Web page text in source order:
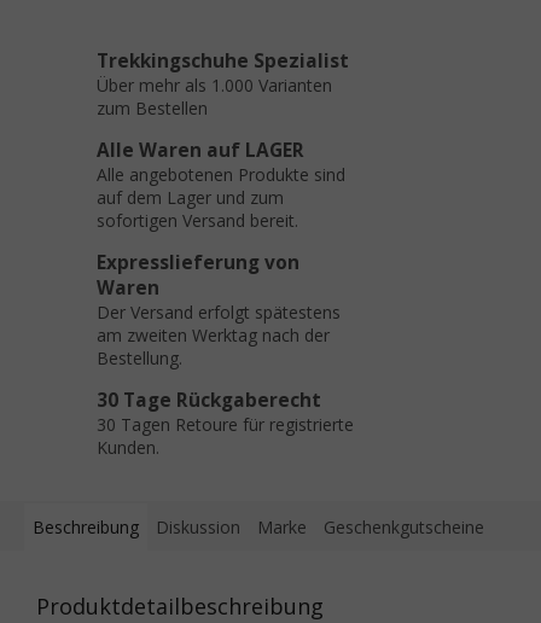
Trekkingschuhe Spezialist
Über mehr als 1.000 Varianten
zum Bestellen
Alle Waren auf LAGER
Alle angebotenen Produkte sind
auf dem Lager und zum
sofortigen Versand bereit.
Expresslieferung von
Waren
Der Versand erfolgt spätestens
am zweiten Werktag nach der
Bestellung.
30 Tage Rückgaberecht
30 Tagen Retoure für registrierte
Kunden.
Beschreibung Diskussion Marke Geschenkgutscheine
Produktdetailbeschreibung